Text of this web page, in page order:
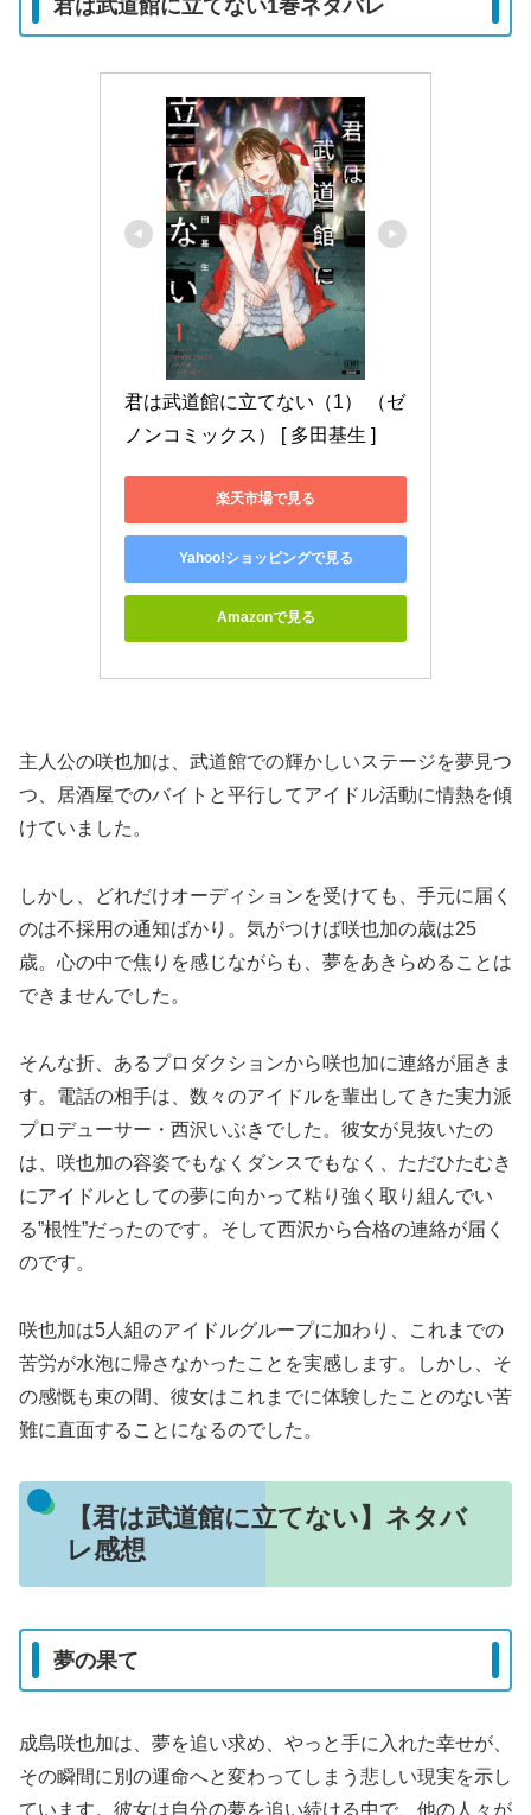
君は武道館に立てない1巻ネタバレ
君は武道館に立てない（1） （ゼ
ノンコミックス） [ 多田基生 ]
楽天市場で見る
Yahoo!ショッピングで見る
Amazonで見る
主人公の咲也加は、武道館での輝かしいステージを夢見つ
つ、居酒屋でのバイトと平行してアイドル活動に情熱を傾
けていました。
しかし、どれだけオーディションを受けても、手元に届く
のは不採用の通知ばかり。気がつけば咲也加の歳は25
歳。心の中で焦りを感じながらも、夢をあきらめることは
できませんでした。
そんな折、あるプロダクションから咲也加に連絡が届きま
す。電話の相手は、数々のアイドルを輩出してきた実力派
プロデューサー・西沢いぶきでした。彼女が見抜いたの
は、咲也加の容姿でもなくダンスでもなく、ただひたむき
にアイドルとしての夢に向かって粘り強く取り組んでい
る”根性”だったのです。そして西沢から合格の連絡が届く
のです。
咲也加は5人組のアイドルグループに加わり、これまでの
苦労が水泡に帰さなかったことを実感します。しかし、そ
の感慨も束の間、彼女はこれまでに体験したことのない苦
難に直面することになるのでした。
【君は武道館に立てない】ネタバ
レ感想
夢の果て
成島咲也加は、夢を追い求め、やっと手に入れた幸せが、
その瞬間に別の運命へと変わってしまう悲しい現実を示し
ています。彼女は自分の夢を追い続ける中で、他の人々が